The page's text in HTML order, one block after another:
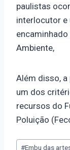
paulistas
interlocutor e
Ambiente,
Além disso,
um dos
recursos do
Poluição
#Embu das